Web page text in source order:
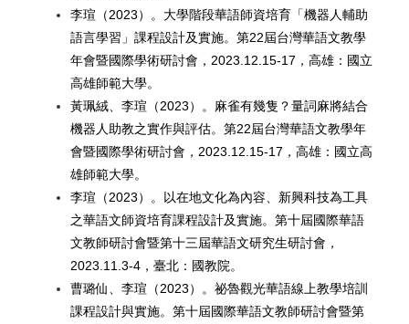
李瑄（2023）。大學階段華語師資培育「機器人輔助
語言學習」課程設計及實施。第22屆台灣華語文教學
年會暨國際學術研討會，2023.12.15-17，高雄：國立
高雄師範大學。
黃珮絨、李瑄（2023）。麻雀有幾隻？量詞麻將結合
機器人助教之實作與評估。第22屆台灣華語文教學年
會暨國際學術研討會，2023.12.15-17，高雄：國立高
雄師範大學。
李瑄（2023）。以在地文化為內容、新興科技為工具
之華語文師資培育課程設計及實施。第十屆國際華語
文教師研討會暨第十三屆華語文研究生研討會，
2023.11.3-4，臺北：國教院。
曹璐仙、李瑄（2023）。祕魯觀光華語線上教學培訓
課程設計與實施。第十屆國際華語文教師研討會暨第